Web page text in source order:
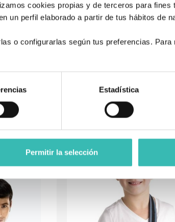
cookies propias y de terceros para
un perfil elaborado a partir de tus hábitos de
o configurarlas según tus preferencias.
Estadística
Permitir la selección
de artículos ortopédicos
podría interesarle